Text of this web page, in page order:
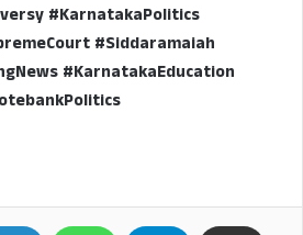
#KarnatakaPolitics
#Siddaramaiah
#KarnatakaEducation